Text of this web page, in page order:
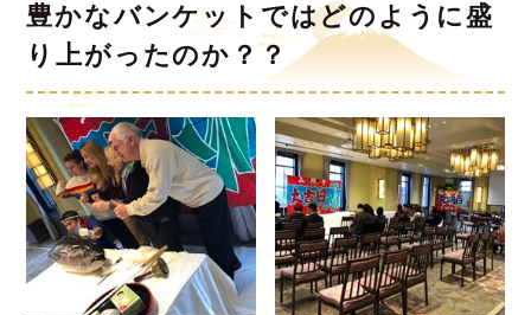
豊かなバンケットではどのように盛
り上がったのか？？